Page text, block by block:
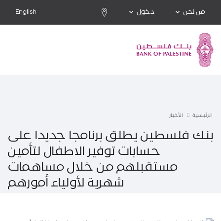
من نحن دخول English
الرئيسية الأخبار
بنك فلسطين يطلق برنامجا جديدا على
حسابات توفير الاطفال لتأمين
مستقبلهم من خلال مساهمات
شهرية لأولياء أمورهم